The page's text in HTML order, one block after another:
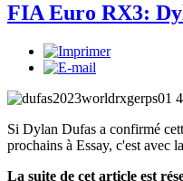
FIA Euro RX3:
Si Dylan Dufas a confirmé
prochains à Essay, c'est avec
La suite de cet article est